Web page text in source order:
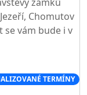
Chomutov
se vám bude i v
TERMÍNY